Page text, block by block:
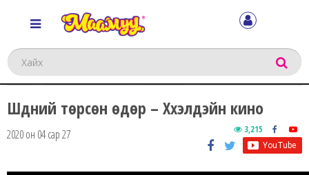
Хайх
Шүдний төрсөн өдөр – Хүүхэлдэйн кино
3,215
2020 он 04 сар 27